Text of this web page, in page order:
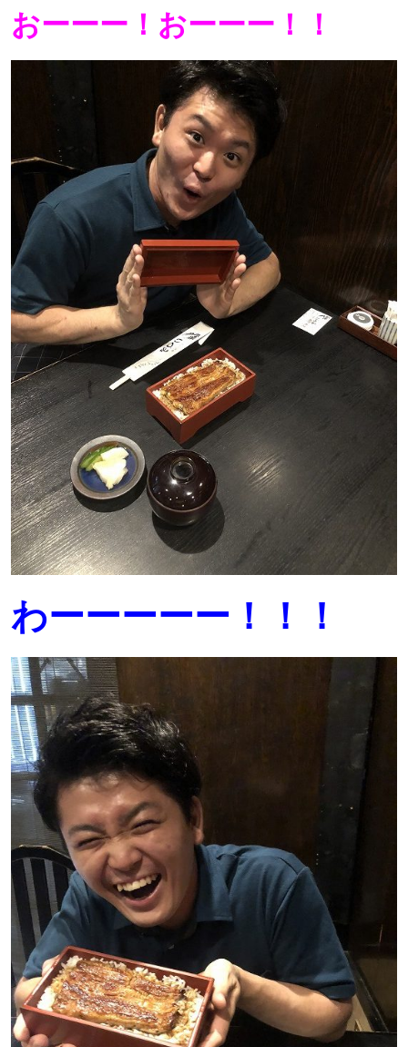
おーーー！おーーー！！
わーーーーー！！！